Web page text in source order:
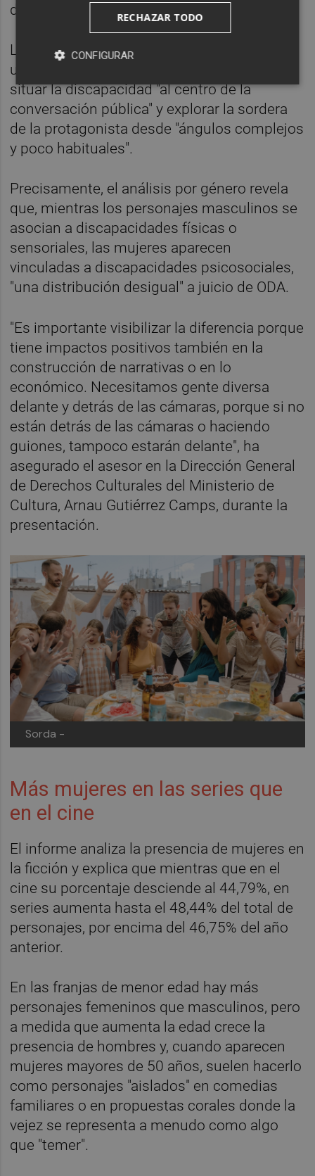
depresión", explica el Observatorio.
La películaSordaha sido destacada como
uno de los títulos que han contribuido a
situar la discapacidad "al centro de la
conversación pública" y explorar la sordera
de la protagonista desde "ángulos complejos
y poco habituales".
Precisamente, el análisis por género revela
que, mientras los personajes masculinos se
asocian a discapacidades físicas o
sensoriales, las mujeres aparecen
vinculadas a discapacidades psicosociales,
"una distribución desigual" a juicio de ODA.
"Es importante visibilizar la diferencia porque
tiene impactos positivos también en la
construcción de narrativas o en lo
económico. Necesitamos gente diversa
delante y detrás de las cámaras, porque si no
están detrás de las cámaras o haciendo
guiones, tampoco estarán delante", ha
asegurado el asesor en la Dirección General
de Derechos Culturales del Ministerio de
Cultura, Arnau Gutiérrez Camps, durante la
presentación.
Sorda -
Más mujeres en las series que
en el cine
El informe analiza la presencia de mujeres en
la ficción y explica que mientras que en el
cine su porcentaje desciende al 44,79%, en
series aumenta hasta el 48,44% del total de
personajes, por encima del 46,75% del año
anterior.
En las franjas de menor edad hay más
personajes femeninos que masculinos, pero
a medida que aumenta la edad crece la
presencia de hombres y, cuando aparecen
mujeres mayores de 50 años, suelen hacerlo
como personajes "aislados" en comedias
familiares o en propuestas corales donde la
vejez se representa a menudo como algo
que "temer".
RECHAZAR TODO
CONFIGURAR